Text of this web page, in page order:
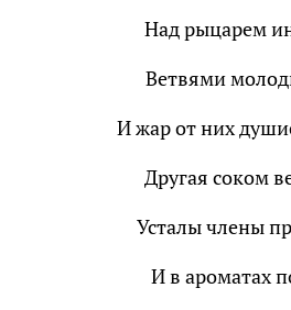
Над рыцарем
Ветвями
И жар от них
Другая соком
Усталы члены
И в ароматах